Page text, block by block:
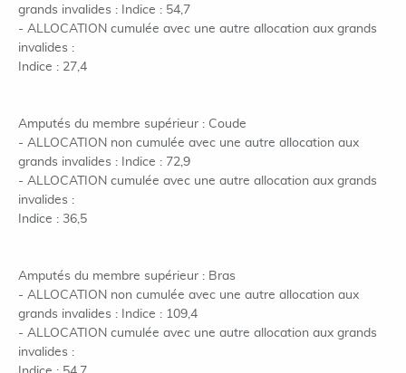
grands invalides : Indice : 54,7
- ALLOCATION cumulée avec une autre allocation aux grands
invalides :
Indice : 27,4
Amputés du membre supérieur : Coude
- ALLOCATION non cumulée avec une autre allocation aux
grands invalides : Indice : 72,9
- ALLOCATION cumulée avec une autre allocation aux grands
invalides :
Indice : 36,5
Amputés du membre supérieur : Bras
- ALLOCATION non cumulée avec une autre allocation aux
grands invalides : Indice : 109,4
- ALLOCATION cumulée avec une autre allocation aux grands
invalides :